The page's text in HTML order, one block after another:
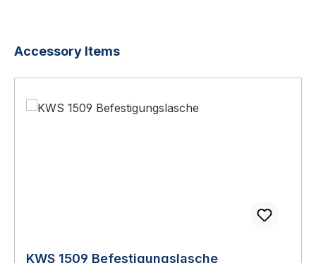
Produktgalerie überspringen
Accessory Items
KWS 1509 Befestigungslasche